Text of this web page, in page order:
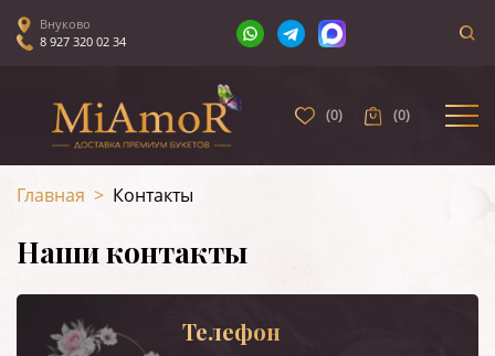
Внуково
8 927 320 02 34
(0) (0)
Главная > Контакты
Наши контакты
Телефон